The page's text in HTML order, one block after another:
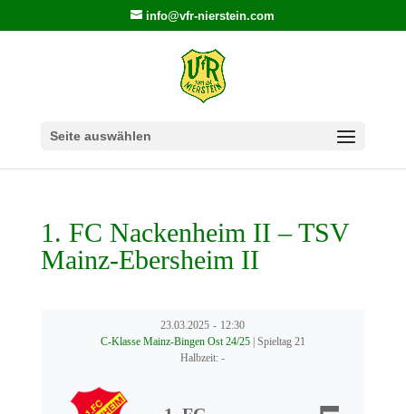
info@vfr-nierstein.com
Seite auswählen
1. FC Nackenheim II – TSV
Mainz-Ebersheim II
23.03.2025 - 12:30
C-Klasse Mainz-Bingen Ost 24/25 | Spieltag 21
Halbzeit: -